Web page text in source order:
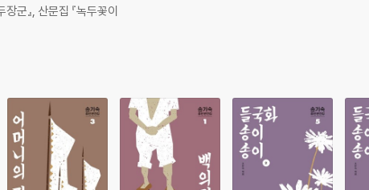
라/불타는 고부
(脫獄)/효수(梟首)/음모(陰謀)/가보세 가보세/전봉준(全琫準), 백마(白馬)
山)
장군』, 산문집 『녹두꽃이